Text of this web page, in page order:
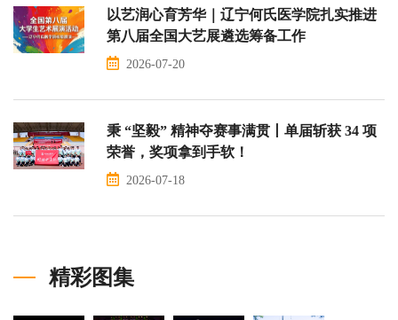
以艺润心育芳华｜辽宁何氏医学院扎实推进
第八届全国大艺展遴选筹备工作
2026-07-20
秉 “坚毅” 精神夺赛事满贯丨单届斩获 34 项
荣誉，奖项拿到手软！
2026-07-18
精彩图集